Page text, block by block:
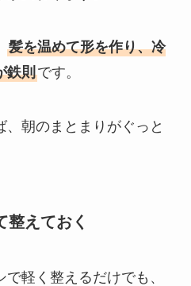
髪を温めて形を作り、冷
鉄則です。
朝のまとまりがぐっと
整えておく
軽く整えるだけでも、